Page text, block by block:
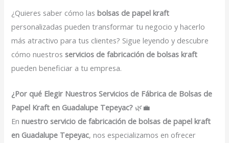
¿Quieres saber cómo lasbolsas de papel kraft
personalizadas pueden transformar tu negocio y hacerlo
más atractivo para tus clientes? Sigue leyendo y descubre
cómo nuestrosservicios de fabricación de bolsas kraft
pueden beneficiar a tu empresa.
¿Por qué Elegir Nuestros Servicios de Fábrica de Bolsas de
Papel Kraft en Guadalupe Tepeyac? 🌿💼
Ennuestro servicio de fabricación de bolsas de papel kraft
en Guadalupe Tepeyac, nos especializamos en ofrecer